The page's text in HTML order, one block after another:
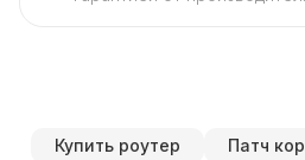
Купить роутер Патч